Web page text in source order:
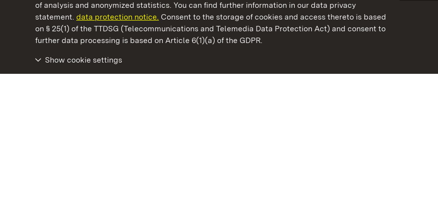
of analysis and anonymized statistics. You can find further information in our data privacy
statement. data protection notice. Consent to the storage of cookies and access thereto is based
on § 25(1) of the TTDSG (Telecommunications and Telemedia Data Protection Act) and consent to
further data processing is based on Article 6(1)(a) of the GDPR.
Show cookie settings
State Palaces and Gardens of Baden-Wuerttemberg
Baden-Wuerttemberg